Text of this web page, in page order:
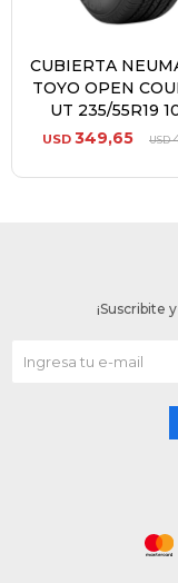
CUBIERTA
TOYO OPEN
UT 235/55R19
USD 349,65 USD
¡Suscribite